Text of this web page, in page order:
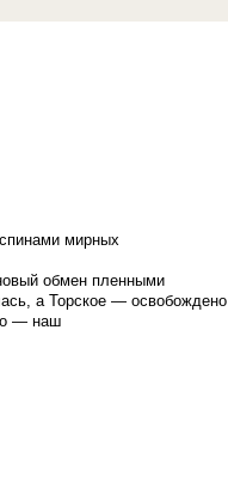
мирных
обмен пленными
а Торское — освобождено
— наш